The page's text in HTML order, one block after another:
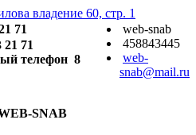
владение 60, стр. 1
71
21 71
8
web-snab
458843445
web-
snab@mail.ru
SNAB